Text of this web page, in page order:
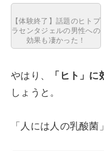
【体験終了】話題のヒトプ
ラセンタジェルの男性への
効果も凄かった！
やはり、 「ヒト」
しょうと。
「人には人の乳酸